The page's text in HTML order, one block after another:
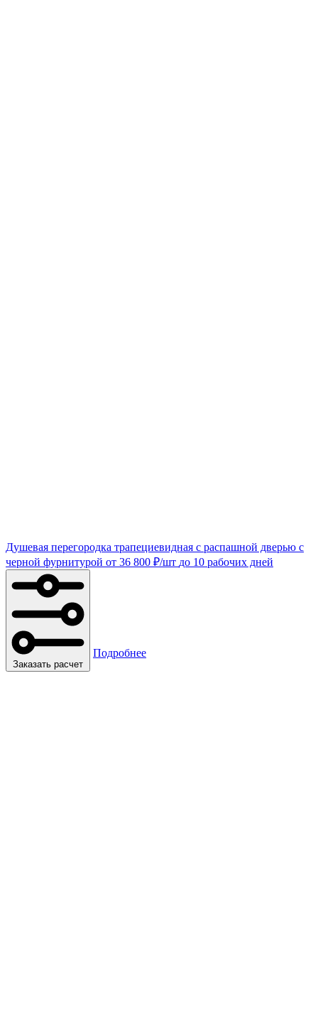
Душевая перегородка трапециевидная с распашной дверью с
черной фурнитурой от 36 800 ₽/шт до 10 рабочих дней
Заказать расчет
Подробнее